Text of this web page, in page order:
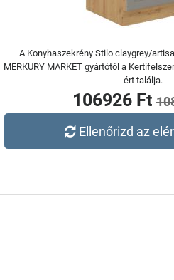
A Konyhaszekrény Stilo claygrey/
MERKURY MARKET gyártótól a
ért találja.
106926 Ft
Ellenőrizd az